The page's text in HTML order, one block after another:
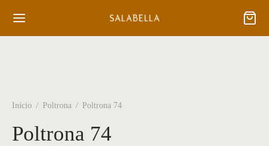
Início / Poltrona / Poltrona 74
Poltrona 74